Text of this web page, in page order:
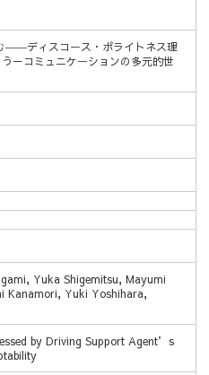
――ディスコース・ポライトネス理
－コミュニケーションの多元的世
Yuka Shigemitsu, Mayumi
Kanamori, Yuki Yoshihara,
by Driving Support Agent’s